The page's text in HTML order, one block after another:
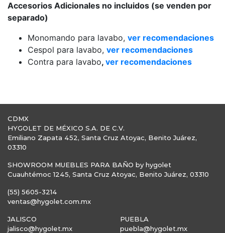
Accesorios Adicionales no incluidos (se venden por
separado)
Monomando para lavabo, ver recomendaciones
Cespol para lavabo, ver recomendaciones
Contra para lavabo, ver recomendaciones
CDMX
HYGOLET DE MÉXICO S.A. DE C.V.
Emiliano Zapata 452, Santa Cruz Atoyac, Benito Juárez,
03310
SHOWROOM MUEBLES PARA BAÑO by hygolet
Cuauhtémoc 1245, Santa Cruz Atoyac, Benito Juárez, 03310
(55) 5605-3214
ventas@hygolet.com.mx
JALISCO
jalisco@hygolet.mx
PUEBLA
puebla@hygolet.mx